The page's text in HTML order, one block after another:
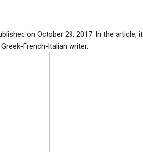
on October 29, 2017. In the article, it
French-Italian writer.